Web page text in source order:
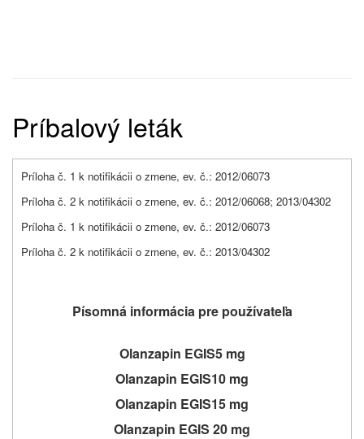
Príbalový leták
Príloha č. 1 k notifikácii o zmene, ev. č.: 2012/06073
Príloha č. 2 k notifikácii o zmene, ev. č.: 2012/06068; 2013/04302
Príloha č. 1 k notifikácii o zmene, ev. č.: 2012/06073
Príloha č. 2 k notifikácii o zmene, ev. č.: 2013/04302
Písomná informácia pre používateľa
Olanzapin EGIS5 mg
Olanzapin EGIS10 mg
Olanzapin EGIS15 mg
Olanzapin EGIS 20 mg